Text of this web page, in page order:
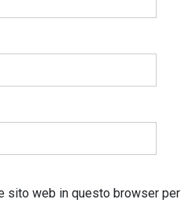
sito web in questo browser